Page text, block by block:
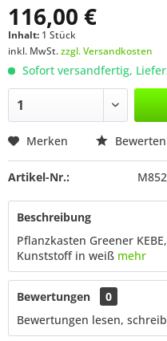
116,00 €
Inhalt: 1 Stück
inkl. MwSt.zzgl. Versandkosten
Sofort versandfertig,
Merken Bewerten
Artikel-Nr.:
Beschreibung
Pflanzkasten Greener
Kunststoff in weiß mehr
Bewertungen
0
Bewertungen lesen,